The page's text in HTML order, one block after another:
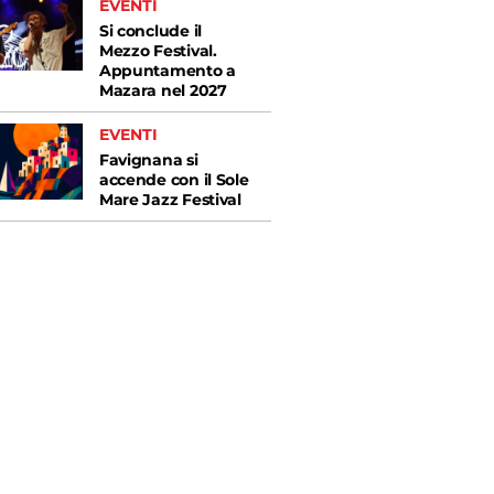
EVENTI
Si conclude il
Mezzo Festival.
Appuntamento a
Mazara nel 2027
EVENTI
Favignana si
accende con il Sole
Mare Jazz Festival